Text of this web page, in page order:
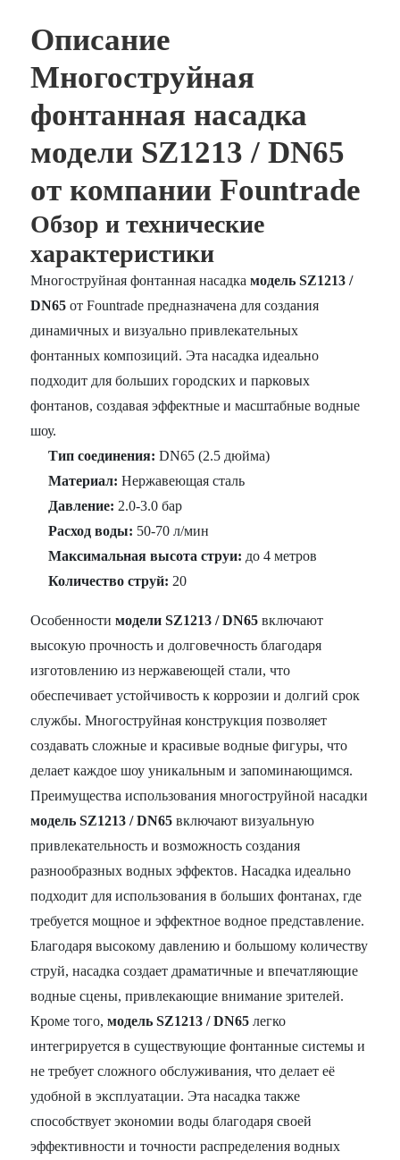
Описание
Многоструйная
фонтанная насадка
модели SZ1213 / DN65
от компании Fountrade
Обзор и технические
характеристики
Многоструйная фонтанная насадкамодель SZ1213 /
DN65 от Fountrade предназначена для создания
динамичных и визуально привлекательных
фонтанных композиций. Эта насадка идеально
подходит для больших городских и парковых
фонтанов, создавая эффектные и масштабные водные
шоу.
Тип соединения: DN65 (2.5 дюйма)
Материал: Нержавеющая сталь
Давление: 2.0-3.0 бар
Расход воды: 50-70 л/мин
Максимальная высота струи: до 4 метров
Количество струй: 20
Особенностимодели SZ1213 / DN65 включают
высокую прочность и долговечность благодаря
изготовлению из нержавеющей стали, что
обеспечивает устойчивость к коррозии и долгий срок
службы. Многоструйная конструкция позволяет
создавать сложные и красивые водные фигуры, что
делает каждое шоу уникальным и запоминающимся.
Преимущества использования многоструйной насадки
модель SZ1213 / DN65 включают визуальную
привлекательность и возможность создания
разнообразных водных эффектов. Насадка идеально
подходит для использования в больших фонтанах, где
требуется мощное и эффектное водное представление.
Благодаря высокому давлению и большому количеству
струй, насадка создает драматичные и впечатляющие
водные сцены, привлекающие внимание зрителей.
Кроме того,модель SZ1213 / DN65 легко
интегрируется в существующие фонтанные системы и
не требует сложного обслуживания, что делает её
удобной в эксплуатации. Эта насадка также
способствует экономии воды благодаря своей
эффективности и точности распределения водных